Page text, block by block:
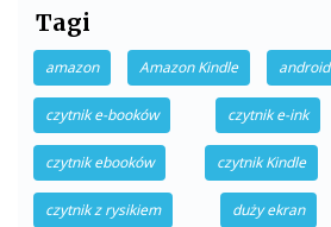
Tagi
amazon Amazon Kindle android
czytnik e-booków czytnik e-ink
czytnik ebooków czytnik Kindle
czytnik z rysikiem duży ekran